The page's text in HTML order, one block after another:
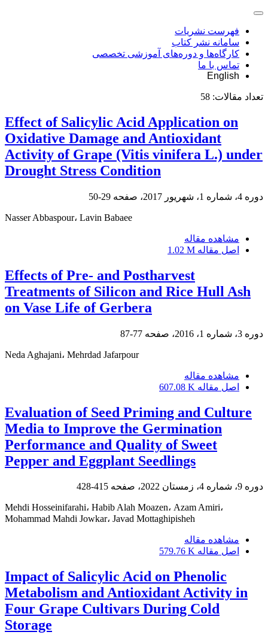
فهرست نشریات
سامانه نشر کتاب
کارگاه‌ها و دوره‌های آموزشی تخصصی
تماس با ما
English
تعداد مقالات: 58
Effect of Salicylic Acid Application on
Oxidative Damage and Antioxidant
Activity of Grape (Vitis vinifera L.) under
Drought Stress Condition
دوره 4، شماره 1، شهریور 2017، صفحه 29-50
Nasser Abbaspour، Lavin Babaee
مشاهده مقاله
اصل مقاله 1.02 M
Effects of Pre- and Postharvest
Treatments of Silicon and Rice Hull Ash
on Vase Life of Gerbera
دوره 3، شماره 1، 2016، صفحه 77-87
Neda Aghajani، Mehrdad Jafarpour
مشاهده مقاله
اصل مقاله 607.08 K
Evaluation of Seed Priming and Culture
Media to Improve the Germination
Performance and Quality of Sweet
Pepper and Eggplant Seedlings
دوره 9، شماره 4، زمستان 2022، صفحه 415-428
Mehdi Hosseinifarahi، Habib Alah Moazen، Azam Amiri،
Mohammad Mahdi Jowkar، Javad Mottaghipisheh
مشاهده مقاله
اصل مقاله 579.76 K
Impact of Salicylic Acid on Phenolic
Metabolism and Antioxidant Activity in
Four Grape Cultivars During Cold
Storage